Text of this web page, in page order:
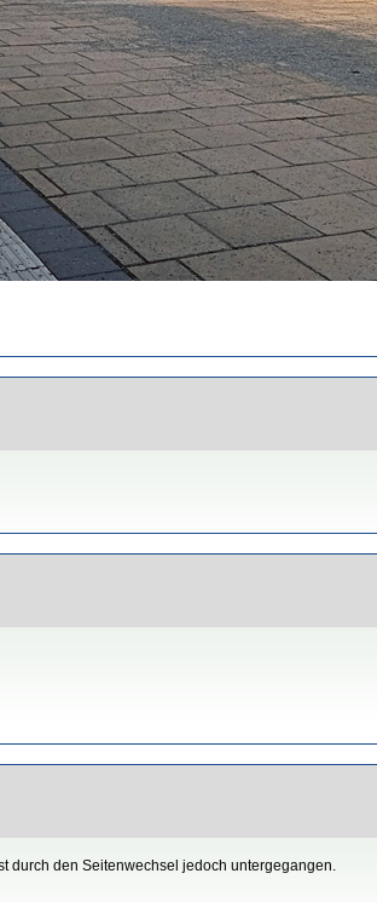
durch den Seitenwechsel jedoch untergegangen.